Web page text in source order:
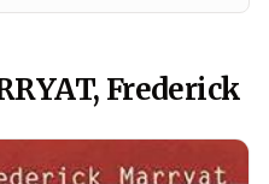
Frederick